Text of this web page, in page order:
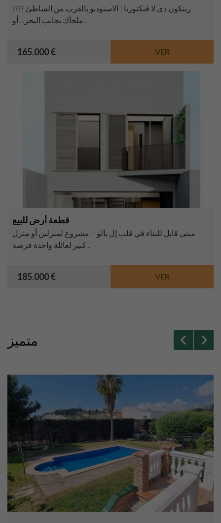
???? رينكون دي لا فيكتوريا | الاستوديو بالقرب من الشاطئ
165.000 € VER
قطعة أرض للبيع
مبنى قابل للبناء في قلب إل بالو – مشروع لمنزلين أو منزل
كبير لعائلة واحدة فرصة...
185.000 € VER
متميز